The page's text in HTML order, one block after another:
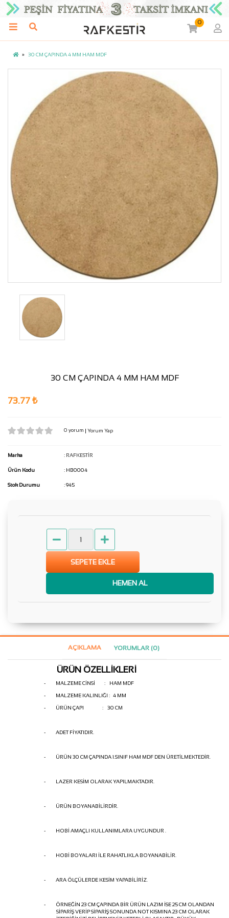
0
30 CM ÇAPINDA 4 MM HAM MDF
30 CM ÇAPINDA 4 MM HAM MDF
73.77 ₺
0 yorum | Yorum Yap
Marka : RAFKESTİR
Ürün Kodu : HB0004
Stok Durumu : 945
SEPETE EKLE
HEMEN AL
AÇIKLAMA YORUMLAR (0)
ÜRÜN ÖZELLİKLERİ
- MALZEME CİNSİ : HAM MDF
- MALZEME KALINLIĞI : 4 MM
- ÜRÜN ÇAPI : 30 CM
- ADET FİYATIDIR.
- ÜRÜN 30 CM ÇAPINDA 1.SINIF HAM MDF DEN ÜRETİLMEKTEDİR.
- LAZER KESİM OLARAK YAPILMAKTADIR.
- ÜRÜN BOYANABİLİRDİR.
- HOBİ AMAÇLI KULLANIMLARA UYGUNDUR .
- HOBİ BOYALARI İLE RAHATLIKLA BOYANABİLİR.
- ARA ÖLÇÜLERDE KESİM YAPABİLİRİZ.
-
ÖRNEĞİN 23 CM ÇAPINDA BİR ÜRÜN LAZIM İSE 25 CM OLANDAN
SİPARİŞ VERİP SİPARİŞ SONUNDA NOT KISMINA 23 CM OLARAK